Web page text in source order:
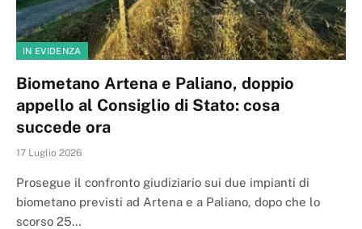
IN EVIDENZA
Biometano Artena e Paliano, doppio
appello al Consiglio di Stato: cosa
succede ora
17 Luglio 2026
Prosegue il confronto giudiziario sui due impianti di
biometano previsti ad Artena e a Paliano, dopo che lo
scorso 25…